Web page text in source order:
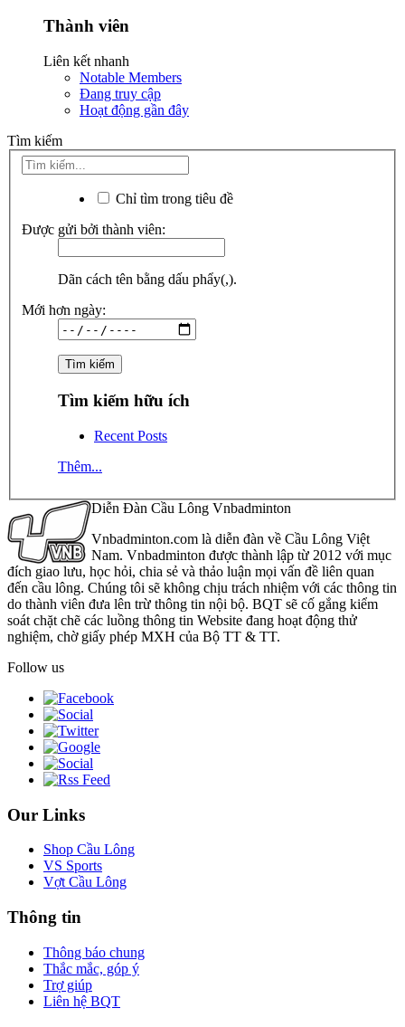
Thành viên
Liên kết nhanh
Notable Members
Đang truy cập
Hoạt động gần đây
Tìm kiếm
Chỉ tìm trong tiêu đề
Được gửi bởi thành viên:
Dãn cách tên bằng dấu phẩy(,).
Mới hơn ngày:
Tìm kiếm hữu ích
Recent Posts
Thêm...
Diễn Đàn Cầu Lông Vnbadminton
Vnbadminton.com là diễn đàn về Cầu Lông Việt
Nam. Vnbadminton được thành lập từ 2012 với mục
đích giao lưu, học hỏi, chia sẻ và thảo luận mọi vấn đề liên quan
đến cầu lông. Chúng tôi sẽ không chịu trách nhiệm với các thông tin
do thành viên đưa lên trừ thông tin nội bộ. BQT sẽ cố gắng kiểm
soát chặt chẽ các luồng thông tin Website đang hoạt động thử
nghiệm, chờ giấy phép MXH của Bộ TT & TT.
Follow us
Our Links
Shop Cầu Lông
VS Sports
Vợt Cầu Lông
Thông tin
Thông báo chung
Thắc mắc, góp ý
Trợ giúp
Liên hệ BQT